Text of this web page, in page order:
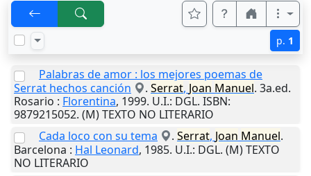
p. 1
Palabras de amor : los mejores poemas de
Serrat hechos canción
. Serrat, Joan Manuel. 3a.ed.
Rosario : Florentina, 1999. U.I.: DGL. ISBN:
9879215052. (M) TEXTO NO LITERARIO
Cada loco con su tema
. Serrat, Joan Manuel.
Barcelona : Hal Leonard, 1985. U.I.: DGL. (M) TEXTO
NO LITERARIO